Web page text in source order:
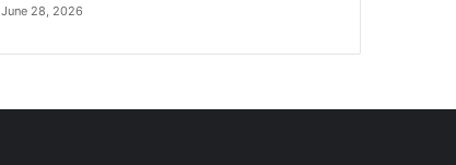
June 28, 2026